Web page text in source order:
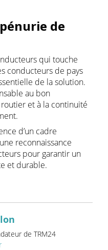
de
qui touche
conducteurs de pays
de la solution.
au bon
et à la continuité
d’un cadre
reconnaissance
pour garantir un
et durable.
de TRM24